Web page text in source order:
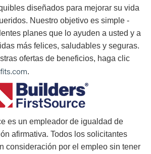
diseñados para mejorar su vida
Nuestro objetivo es simple -
planes que lo ayuden a usted y a
más felices, saludables y seguras.
ofertas de beneficios, haga clic
.
es un empleador de igualdad de
afirmativa. Todos los solicitantes
consideración por el empleo sin tener